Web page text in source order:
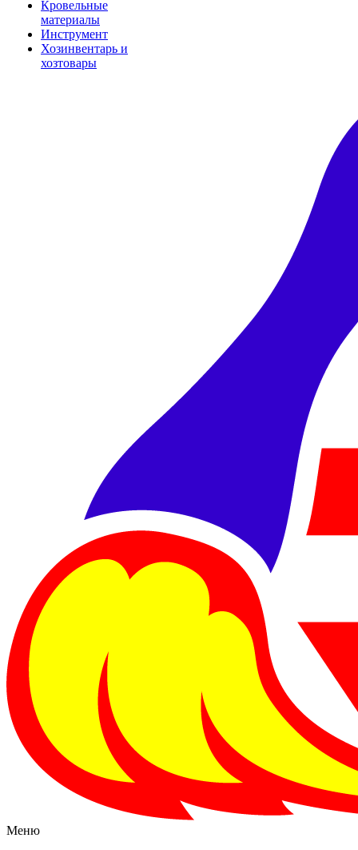
Кровельные
материалы
Инструмент
Хозинвентарь и
хозтовары
Меню